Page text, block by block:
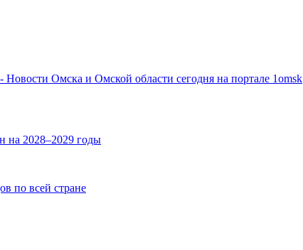
Новости Омска и Омской области сегодня на портале 1omsk
на 2028–2029 годы
по всей стране